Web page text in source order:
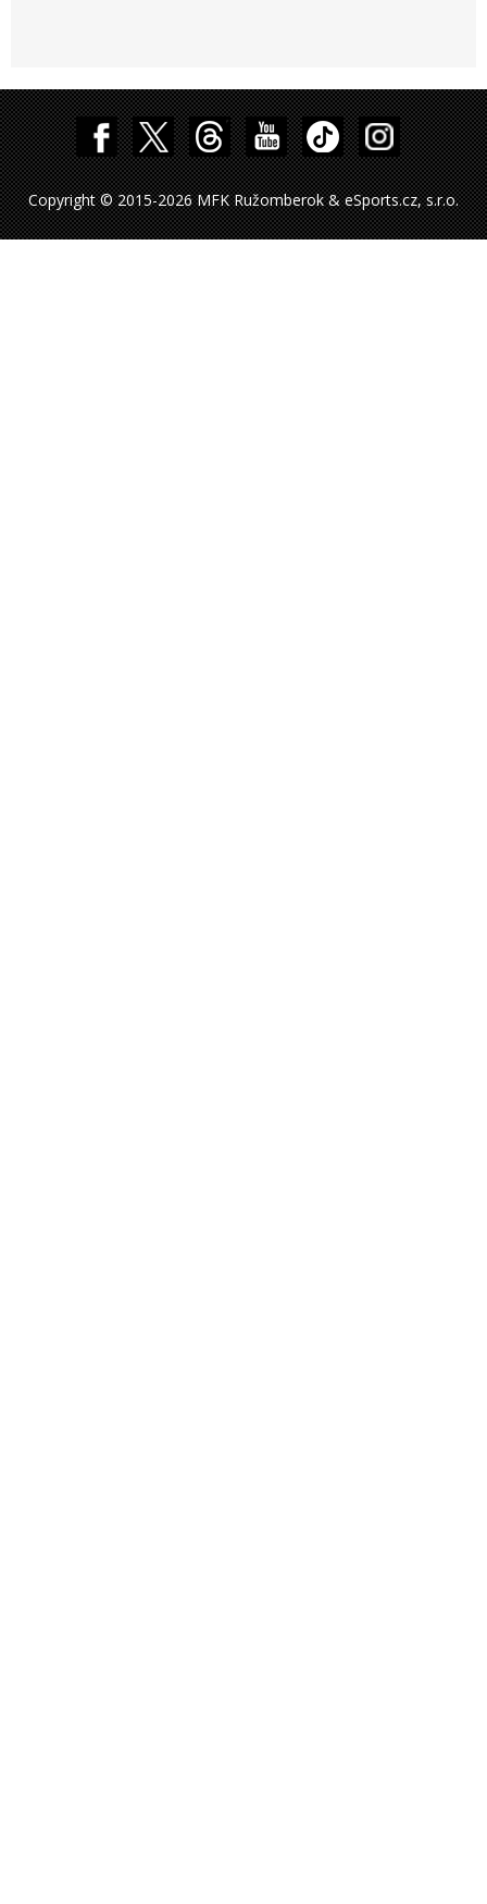
Copyright © 2015-2026 MFK Ružomberok & eSports.cz, s.r.o.